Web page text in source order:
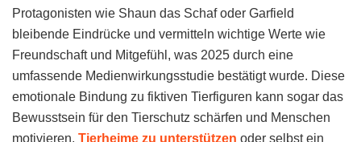
Protagonisten wie Shaun das Schaf oder Garfield
bleibende Eindrücke und vermitteln wichtige Werte wie
Freundschaft und Mitgefühl, was 2025 durch eine
umfassende Medienwirkungsstudie bestätigt wurde. Diese
emotionale Bindung zu fiktiven Tierfiguren kann sogar das
Bewusstsein für den Tierschutz schärfen und Menschen
motivieren, Tierheime zu unterstützen oder selbst ein